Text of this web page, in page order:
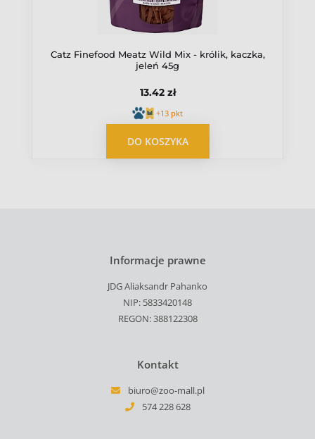
Catz Finefood Meatz Wild Mix - królik, kaczka,
jeleń 45g
13.42 zł
+13 pkt
DO KOSZYKA
Informacje prawne
JDG Aliaksandr Pahanko
NIP: 5833420148
REGON: 388122308
Kontakt
biuro@zoo-mall.pl
574 228 628